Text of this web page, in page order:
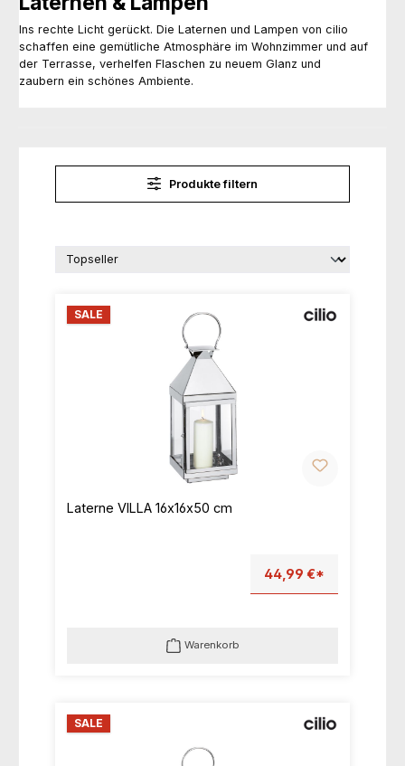
Ins rechte Licht gerückt. Die Laternen und Lampen von cilio
schaffen eine gemütliche Atmosphäre im Wohnzimmer und auf
der Terrasse, verhelfen Flaschen zu neuem Glanz und
zaubern ein schönes Ambiente.
Produkte filtern
SALE
Laterne VILLA 16x16x50 cm
44,99 €*
Warenkorb
SALE